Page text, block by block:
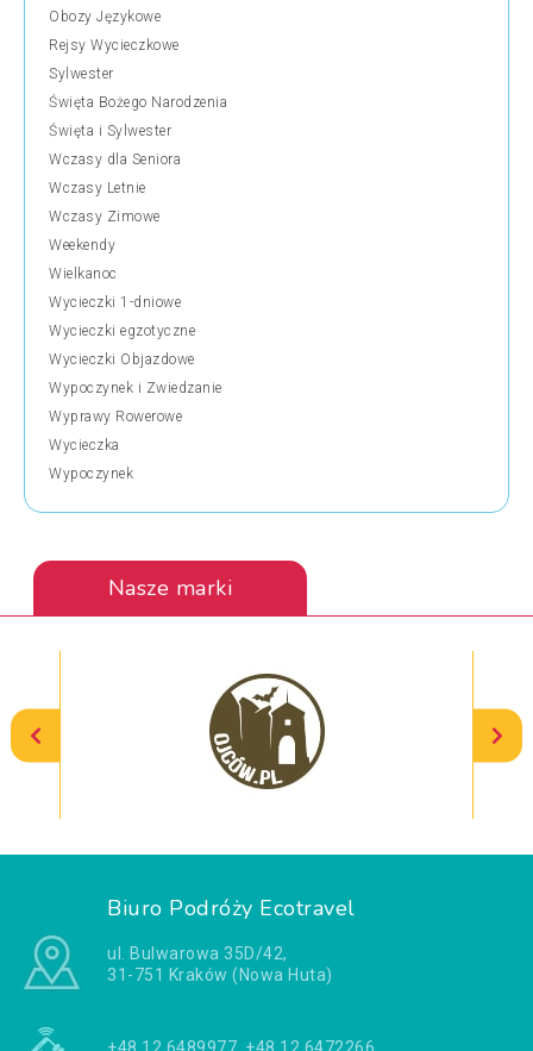
Obozy Językowe
Rejsy Wycieczkowe
Sylwester
Święta Bożego Narodzenia
Święta i Sylwester
Wczasy dla Seniora
Wczasy Letnie
Wczasy Zimowe
Weekendy
Wielkanoc
Wycieczki 1-dniowe
Wycieczki egzotyczne
Wycieczki Objazdowe
Wypoczynek i Zwiedzanie
Wyprawy Rowerowe
Wycieczka
Wypoczynek
Nasze marki
Biuro Podróży Ecotravel
ul. Bulwarowa 35D/42,
31-751 Kraków (Nowa Huta)